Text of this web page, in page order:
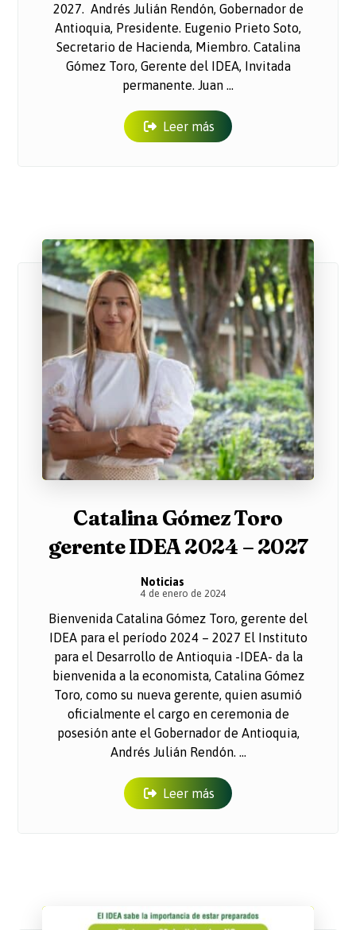
2027. Andrés Julián Rendón, Gobernador de
Antioquia, Presidente. Eugenio Prieto Soto,
Secretario de Hacienda, Miembro. Catalina
Gómez Toro, Gerente del IDEA, Invitada
permanente. Juan ...
Leer más
Catalina Gómez Toro
gerente IDEA 2024 – 2027
Noticias
4 de enero de 2024
Bienvenida Catalina Gómez Toro, gerente del
IDEA para el período 2024 – 2027 El Instituto
para el Desarrollo de Antioquia -IDEA- da la
bienvenida a la economista, Catalina Gómez
Toro, como su nueva gerente, quien asumió
oficialmente el cargo en ceremonia de
posesión ante el Gobernador de Antioquia,
Andrés Julián Rendón. ...
Leer más